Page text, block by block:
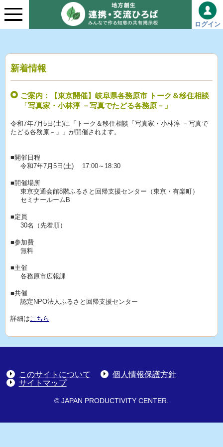
ログイン
新着情報
ご案内：【東京開催】岐阜県各務原市 トーク＆移住相談
「写真家・小林淳 －写真でたどる各務原－」
令和7年7月5日(土)に「トーク＆移住相談「写真家・小林淳 －写真で
たどる各務原－」」が開催されます。
■開催日程
令和7年7月5日(土) 17:00～18:30
■開催場所
東京交通会館8階ふるさと回帰支援センター（東京・有楽町）
セミナールームB
■定員
30名（先着順）
■参加費
無料
■主催
各務原市広報課
■共催
認定NPO法人ふるさと回帰支援センター
詳細はこちら
このサイトについて
個人情報保護方針
サイトマップ
© JAPAN PRODUCTIVITY CENTER.